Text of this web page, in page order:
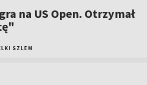
na US Open. Otrzymał
SZLEM